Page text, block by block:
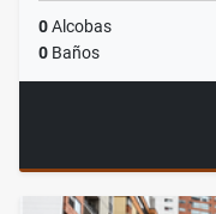
0Alcobas
0 Baños